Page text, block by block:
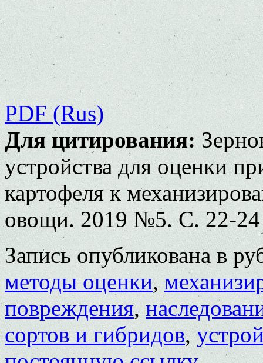
PDF (Rus)
Для цитирования:
устройства для оценки
картофеля к
овощи. 2019 №5. С. 22-24
Запись опубликована в
методы оценки,
повреждения,
сортов и гибридов,